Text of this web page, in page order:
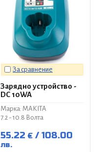
За сравнение
Зарядно устройство -
DC 10WA
Марка: MAKITA
7.2 - 10.8 Волта
55.22 € 108.00
лв.